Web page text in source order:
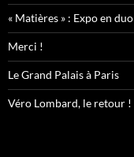
« Matières » : Expo en duo
Merci !
Le Grand Palais à Paris
Véro Lombard, le retour !